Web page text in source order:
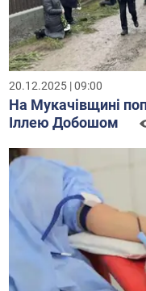
20.12.2025 | 09:00
На Мукачівщині
Іллею Добошом